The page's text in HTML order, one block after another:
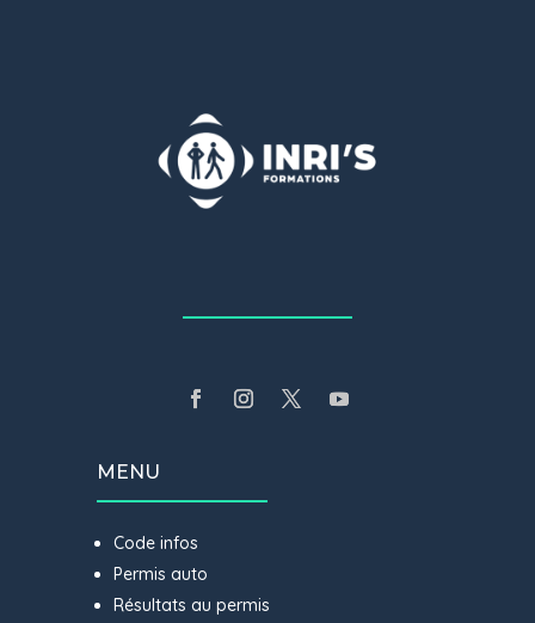
MENU
Code infos
Permis auto
Résultats au permis